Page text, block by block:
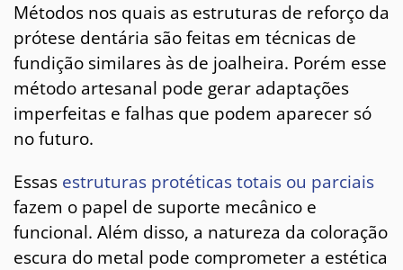
Métodos nos quais as estruturas de reforço da
prótese dentária são feitas em técnicas de
fundição similares às de joalheira. Porém esse
método artesanal pode gerar adaptações
imperfeitas e falhas que podem aparecer só
no futuro.
Essas estruturas protéticas totais ou parciais
fazem o papel de suporte mecânico e
funcional. Além disso, a natureza da coloração
escura do metal pode comprometer a estética